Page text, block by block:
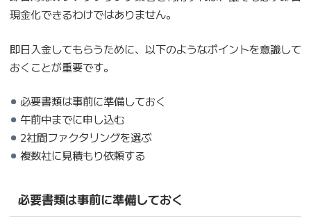
現金化できるわけではありません。
即日入金してもらうために、以下のようなポイントを意識して
おくことが重要です。
必要書類は事前に準備しておく
午前中までに申し込む
2社間ファクタリングを選ぶ
複数社に見積もり依頼する
必要書類は事前に準備しておく